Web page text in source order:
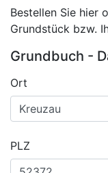
Bestellen Sie hier
Grundstück bzw.
Grundbuch -
Ort
PLZ